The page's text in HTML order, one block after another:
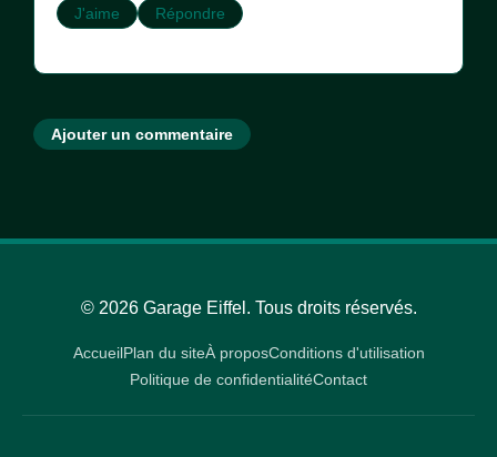
J'aime Répondre
Ajouter un commentaire
© 2026 Garage Eiffel. Tous droits réservés.
AccueilPlan du siteÀ proposConditions d'utilisation
Politique de confidentialitéContact